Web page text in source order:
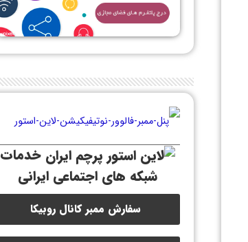
خدمات
شبکه های اجتماعی ایرانی
سفارش ممبر کانال روبیکا